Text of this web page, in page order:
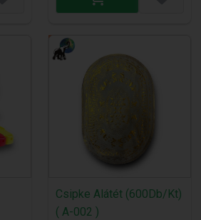
Csipke Alátét (600Db/Kt)
( A-002 )